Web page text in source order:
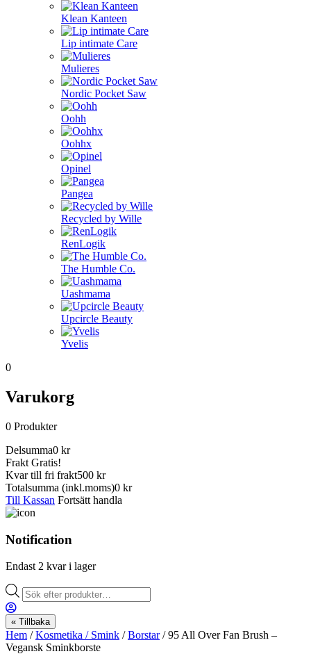
Klean Kanteen
Lip intimate Care
Mulieres
Nordic Pocket Saw
Oohh
Oohhx
Opinel
Pangea
Recycled by Wille
RenLogik
The Humble Co.
Uashmama
Upcircle Beauty
Yvelis
0
Varukorg
0 Produkter
Delsumma0 kr
Frakt Gratis!
Kvar till fri frakt500 kr
Totalsumma (inkl.moms)0 kr
Till Kassan Fortsätt handla
Notification
Endast 2 kvar i lager
Products
search
« Tillbaka
Hem /Kosmetika / Smink /Borstar/ 95 All Over Fan Brush –
Vegansk Sminkborste